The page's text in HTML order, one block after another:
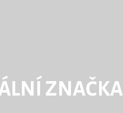
ZNAČKA